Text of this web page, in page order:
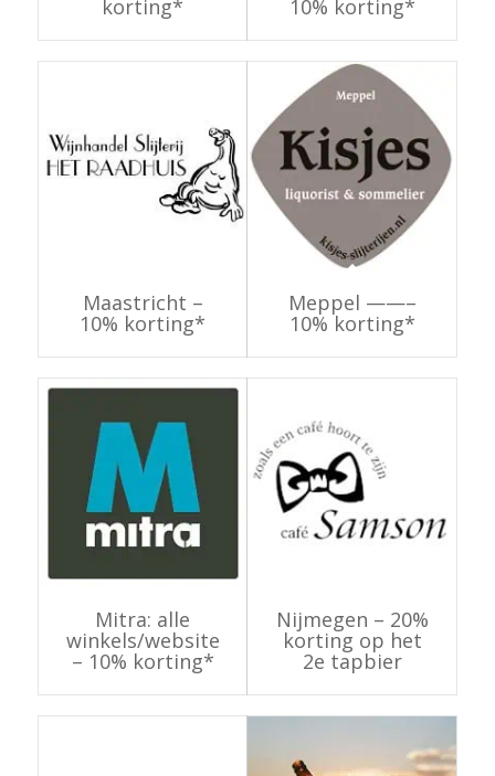
korting* 10% korting*
Maastricht –
10% korting*
Meppel ——–
10% korting*
Mitra: alle
winkels/website
– 10% korting*
Nijmegen – 20%
korting op het
2e tapbier